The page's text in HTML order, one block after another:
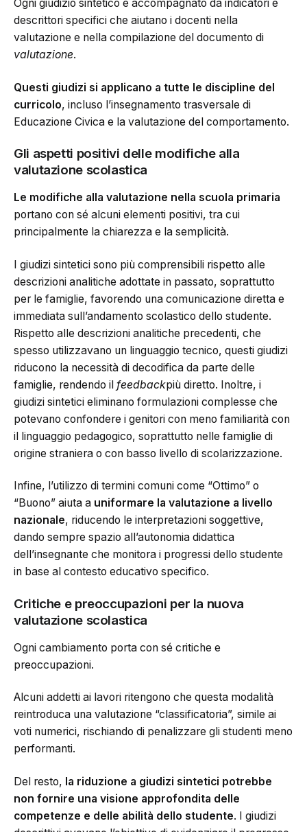
Ogni giudizio sintetico è accompagnato da indicatori e
descrittori specifici che aiutano i docenti nella
valutazione e nella compilazione del documento di
valutazione.
Questi giudizi si applicano a tutte le discipline del
curricolo, incluso l’insegnamento trasversale di
Educazione Civica e la valutazione del comportamento.
Gli aspetti positivi delle modifiche alla
valutazione scolastica
Le modifiche alla valutazione nella scuola primaria
portano con sé alcuni elementi positivi, tra cui
principalmente la chiarezza e la semplicità.
I giudizi sintetici sono più comprensibili rispetto alle
descrizioni analitiche adottate in passato, soprattutto
per le famiglie, favorendo una comunicazione diretta e
immediata sull’andamento scolastico dello studente.
Rispetto alle descrizioni analitiche precedenti, che
spesso utilizzavano un linguaggio tecnico, questi giudizi
riducono la necessità di decodifica da parte delle
famiglie, rendendo il feedbackpiù diretto. Inoltre, i
giudizi sintetici eliminano formulazioni complesse che
potevano confondere i genitori con meno familiarità con
il linguaggio pedagogico, soprattutto nelle famiglie di
origine straniera o con basso livello di scolarizzazione.
Infine, l’utilizzo di termini comuni come “Ottimo” o
“Buono” aiuta a uniformare la valutazione a livello
nazionale, riducendo le interpretazioni soggettive,
dando sempre spazio all’autonomia didattica
dell’insegnante che monitora i progressi dello studente
in base al contesto educativo specifico.
Critiche e preoccupazioni per la nuova
valutazione scolastica
Ogni cambiamento porta con sé critiche e
preoccupazioni.
Alcuni addetti ai lavori ritengono che questa modalità
reintroduca una valutazione “classificatoria”, simile ai
voti numerici, rischiando di penalizzare gli studenti meno
performanti.
Del resto, la riduzione a giudizi sintetici potrebbe
non fornire una visione approfondita delle
competenze e delle abilità dello studente. I giudizi